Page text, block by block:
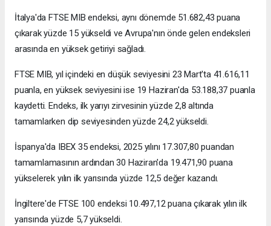
İtalya'da FTSE MIB endeksi, aynı dönemde 51.682,43 puana
çıkarak yüzde 15 yükseldi ve Avrupa'nın önde gelen endeksleri
arasında en yüksek getiriyi sağladı.
FTSE MIB, yıl içindeki en düşük seviyesini 23 Mart'ta 41.616,11
puanla, en yüksek seviyesini ise 19 Haziran'da 53.188,37 puanla
kaydetti. Endeks, ilk yarıyı zirvesinin yüzde 2,8 altında
tamamlarken dip seviyesinden yüzde 24,2 yükseldi.
İspanya'da IBEX 35 endeksi, 2025 yılını 17.307,80 puandan
tamamlamasının ardından 30 Haziran'da 19.471,90 puana
yükselerek yılın ilk yarısında yüzde 12,5 değer kazandı.
İngiltere'de FTSE 100 endeksi 10.497,12 puana çıkarak yılın ilk
yarısında yüzde 5,7 yükseldi.